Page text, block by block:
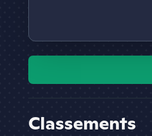
Classements